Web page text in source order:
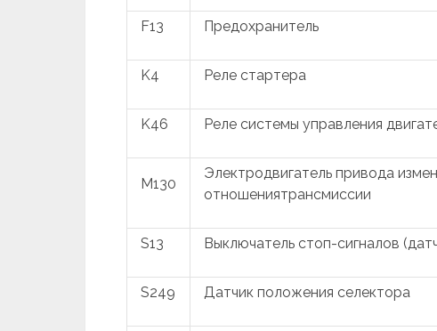
F13 Предохранитель
K4 Реле стартера
K46 Реле системы управления
M130
Электродвигатель привода
отношениятрансмиссии
S13 Выключатель стоп-сигналов
S249 Датчик положения селектора